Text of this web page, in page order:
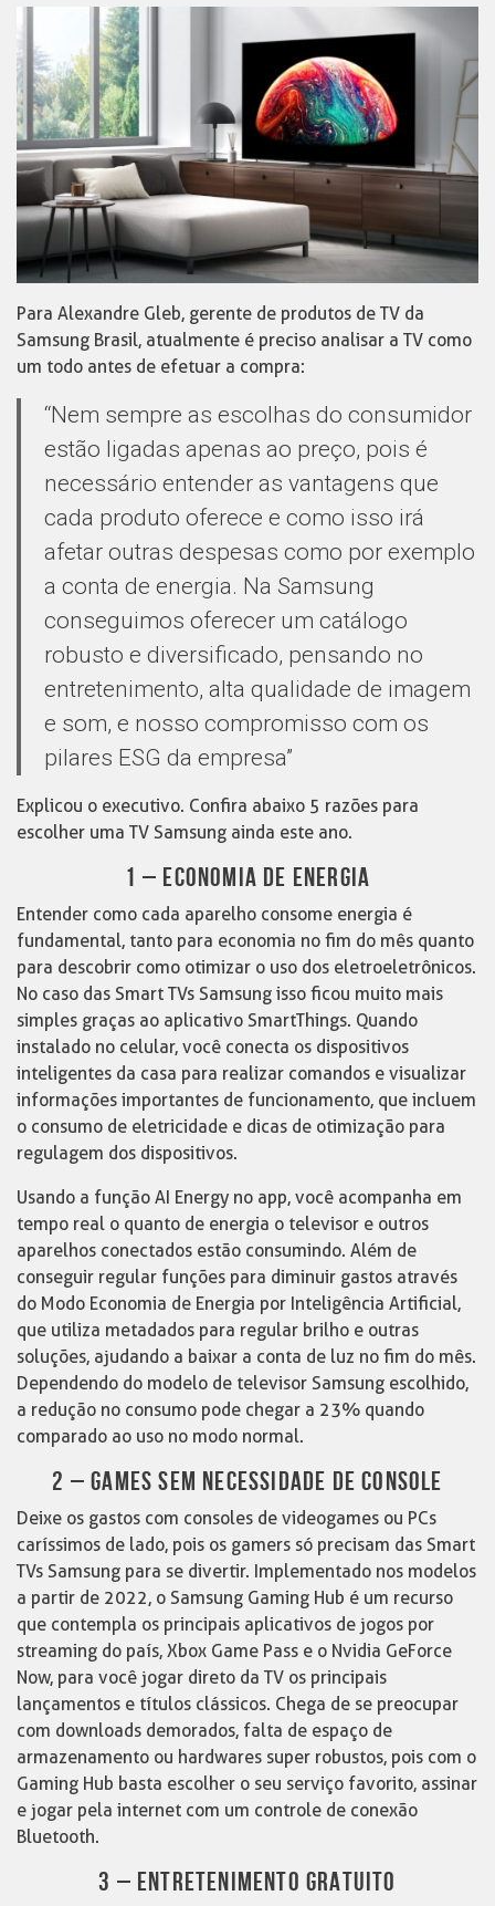
Para Alexandre Gleb, gerente de produtos de TV da
Samsung Brasil, atualmente é preciso analisar a TV como
um todo antes de efetuar a compra:
“Nem sempre as escolhas do consumidor
estão ligadas apenas ao preço, pois é
necessário entender as vantagens que
cada produto oferece e como isso irá
afetar outras despesas como por exemplo
a conta de energia. Na Samsung
conseguimos oferecer um catálogo
robusto e diversificado, pensando no
entretenimento, alta qualidade de imagem
e som, e nosso compromisso com os
pilares ESG da empresa”
Explicou o executivo. Confira abaixo 5 razões para
escolher uma TV Samsung ainda este ano.
1 – ECONOMIA DE ENERGIA
Entender como cada aparelho consome energia é
fundamental, tanto para economia no fim do mês quanto
para descobrir como otimizar o uso dos eletroeletrônicos.
No caso das Smart TVs Samsung isso ficou muito mais
simples graças ao aplicativo SmartThings. Quando
instalado no celular, você conecta os dispositivos
inteligentes da casa para realizar comandos e visualizar
informações importantes de funcionamento, que incluem
o consumo de eletricidade e dicas de otimização para
regulagem dos dispositivos.
Usando a função AI Energy no app, você acompanha em
tempo real o quanto de energia o televisor e outros
aparelhos conectados estão consumindo. Além de
conseguir regular funções para diminuir gastos através
do Modo Economia de Energia por Inteligência Artificial,
que utiliza metadados para regular brilho e outras
soluções, ajudando a baixar a conta de luz no fim do mês.
Dependendo do modelo de televisor Samsung escolhido,
a redução no consumo pode chegar a 23% quando
comparado ao uso no modo normal.
2 – GAMES SEM NECESSIDADE DE CONSOLE
Deixe os gastos com consoles de videogames ou PCs
caríssimos de lado, pois os gamers só precisam das Smart
TVs Samsung para se divertir. Implementado nos modelos
a partir de 2022, o Samsung Gaming Hub é um recurso
que contempla os principais aplicativos de jogos por
streaming do país, Xbox Game Pass e o Nvidia GeForce
Now, para você jogar direto da TV os principais
lançamentos e títulos clássicos. Chega de se preocupar
com downloads demorados, falta de espaço de
armazenamento ou hardwares super robustos, pois com o
Gaming Hub basta escolher o seu serviço favorito, assinar
e jogar pela internet com um controle de conexão
Bluetooth.
3 – ENTRETENIMENTO GRATUITO